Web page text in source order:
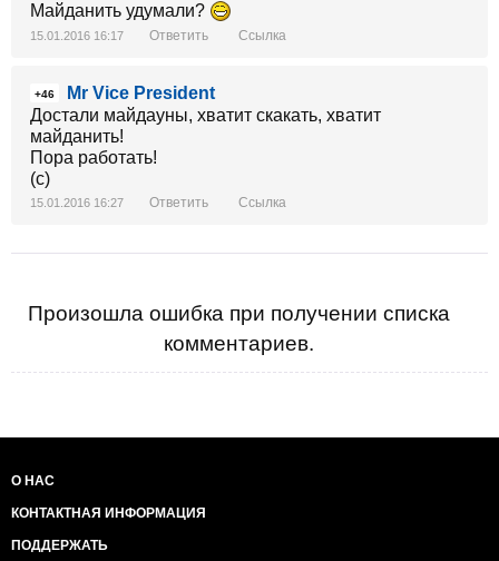
Майданить удумали?
15.01.2016 16:17 Ответить Ссылка
+46
Mr Vice President
Достали майдауны, хватит скакать, хватит
майданить!
Пора работать!
(с)
15.01.2016 16:27 Ответить Ссылка
Произошла ошибка при получении списка
комментариев.
О НАС
КОНТАКТНАЯ ИНФОРМАЦИЯ
ПОДДЕРЖАТЬ